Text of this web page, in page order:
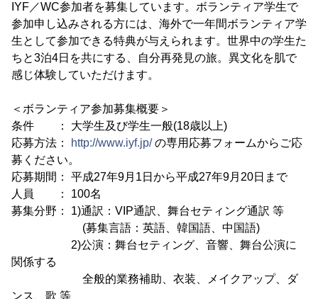
IYF／WC参加者を募集しています。ボランティア学生で
参加申し込みされる方には、海外で一年間ボランティア学
生として参加できる特典が与えられます。世界中の学生た
ちと3泊4日を共にする、自分再発見の旅。異文化を肌で
感じ体験していただけます。
＜ボランティア参加募集概要＞
条件 ： 大学生及び学生一般(18歳以上)
応募方法：
http://www.iyf.jp/の専用応募フォームからご応
募ください。
応募期間： 平成27年9月1日から平成27年9月20日まで
人員 ： 100名
募集分野： 1)通訳：VIP通訳、舞台セティング通訳 等
(募集言語：英語、韓国語、中国語)
2)公演：舞台セティング、音響、舞台公演に
関係する
全般的業務補助、衣装、メイクアップ、ダ
ンス、歌 等